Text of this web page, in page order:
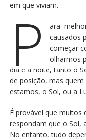
em que viviam.
P
ara
causados
começar
olharmos
dia e a noite, tanto o
de posição, mas
estamos, o Sol, ou a
É provável que muitos
respondam que o Sol,
No entanto, tudo